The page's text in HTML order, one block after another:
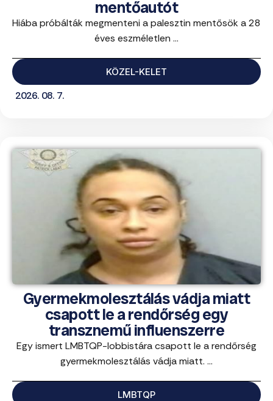
mentőautót
Hiába próbálták megmenteni a palesztin mentősök a 28
éves eszméletlen ...
KÖZEL-KELET
2026. 08. 7.
Gyermekmolesztálás vádja miatt
csapott le a rendőrség egy
transznemű influenszerre
Egy ismert LMBTQP-lobbistára csapott le a rendőrség
gyermekmolesztálás vádja miatt. ...
LMBTQP